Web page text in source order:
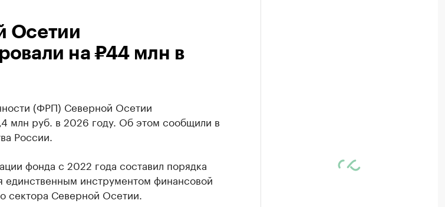
Осетии
на ₽44 млн в
(ФРП) Северной Осетии
млн руб. в 2026 году. Об этом сообщили в
России.
фонда с 2022 года составил порядка
инструментом финансовой
Северной Осетии.